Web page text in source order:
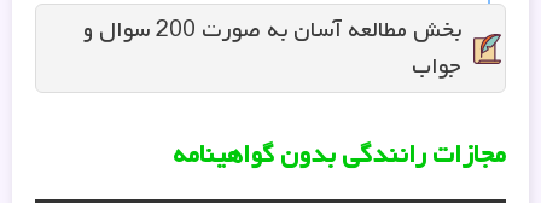
بخش مطالعه آسان به صورت 200 سوال و
جواب
مجازات رانندگی بدون گواهینامه